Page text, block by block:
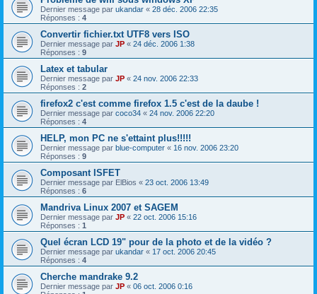
Dernier message par ukandar « 28 déc. 2006 22:35
Réponses : 4
Convertir fichier.txt UTF8 vers ISO
Dernier message par JP « 24 déc. 2006 1:38
Réponses : 9
Latex et tabular
Dernier message par JP « 24 nov. 2006 22:33
Réponses : 2
firefox2 c'est comme firefox 1.5 c'est de la daube !
Dernier message par coco34 « 24 nov. 2006 22:20
Réponses : 4
HELP, mon PC ne s'ettaint plus!!!!!
Dernier message par blue-computer « 16 nov. 2006 23:20
Réponses : 9
Composant ISFET
Dernier message par ElBios « 23 oct. 2006 13:49
Réponses : 6
Mandriva Linux 2007 et SAGEM
Dernier message par JP « 22 oct. 2006 15:16
Réponses : 1
Quel écran LCD 19" pour de la photo et de la vidéo ?
Dernier message par ukandar « 17 oct. 2006 20:45
Réponses : 4
Cherche mandrake 9.2
Dernier message par JP « 06 oct. 2006 0:16